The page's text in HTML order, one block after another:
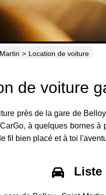
> Location de voiture
de voiture
près de la gare de
à quelques bornes
fil bien placé et à toi
Liste